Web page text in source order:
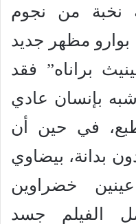
فيه نخبة من نجوم
بوارو مظهر جديد
براناه” فقد
بإنسان عادي
في حين أن
بدانة، بيضاوي
خضراوين
الفيلم جسد